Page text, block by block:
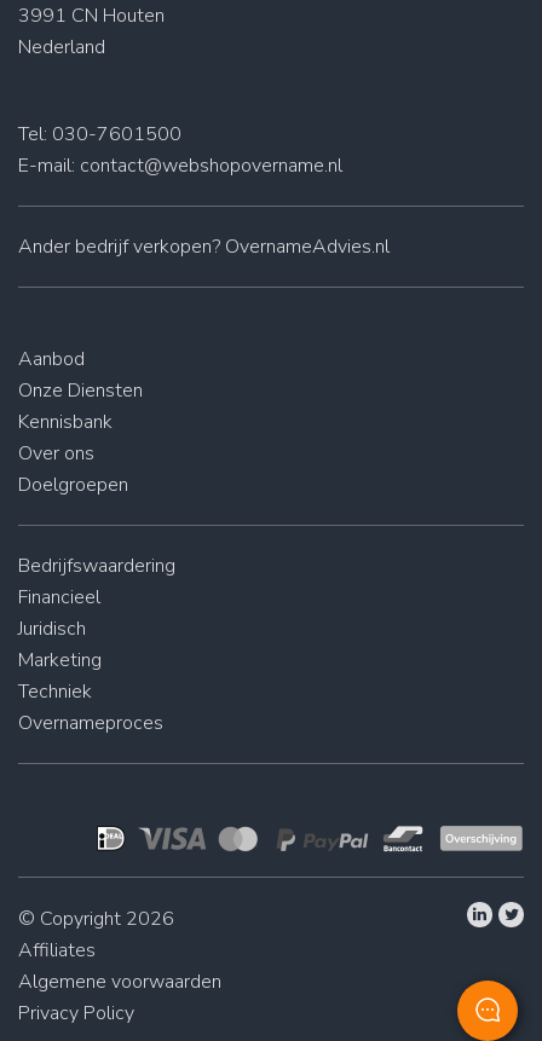
3991 CN Houten
Nederland
Tel: 030-7601500
E-mail: contact@webshopovername.nl
Ander bedrijf verkopen? OvernameAdvies.nl
Aanbod
Onze Diensten
Kennisbank
Over ons
Doelgroepen
Bedrijfswaardering
Financieel
Juridisch
Marketing
Techniek
Overnameproces
© Copyright 2026
Affiliates
Algemene voorwaarden
Privacy Policy